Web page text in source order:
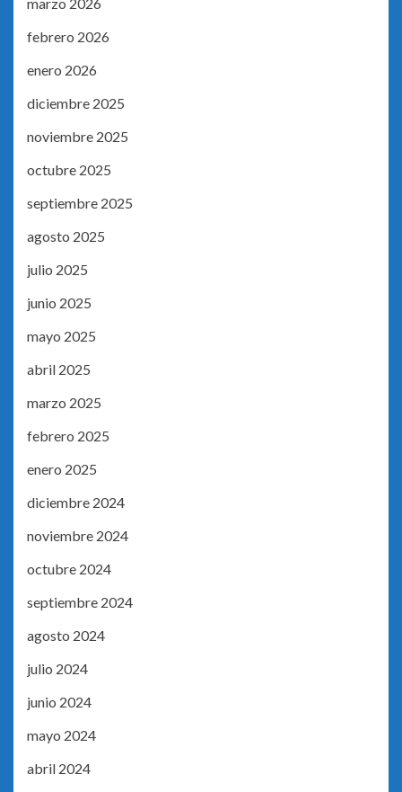
marzo 2026
febrero 2026
enero 2026
diciembre 2025
noviembre 2025
octubre 2025
septiembre 2025
agosto 2025
julio 2025
junio 2025
mayo 2025
abril 2025
marzo 2025
febrero 2025
enero 2025
diciembre 2024
noviembre 2024
octubre 2024
septiembre 2024
agosto 2024
julio 2024
junio 2024
mayo 2024
abril 2024